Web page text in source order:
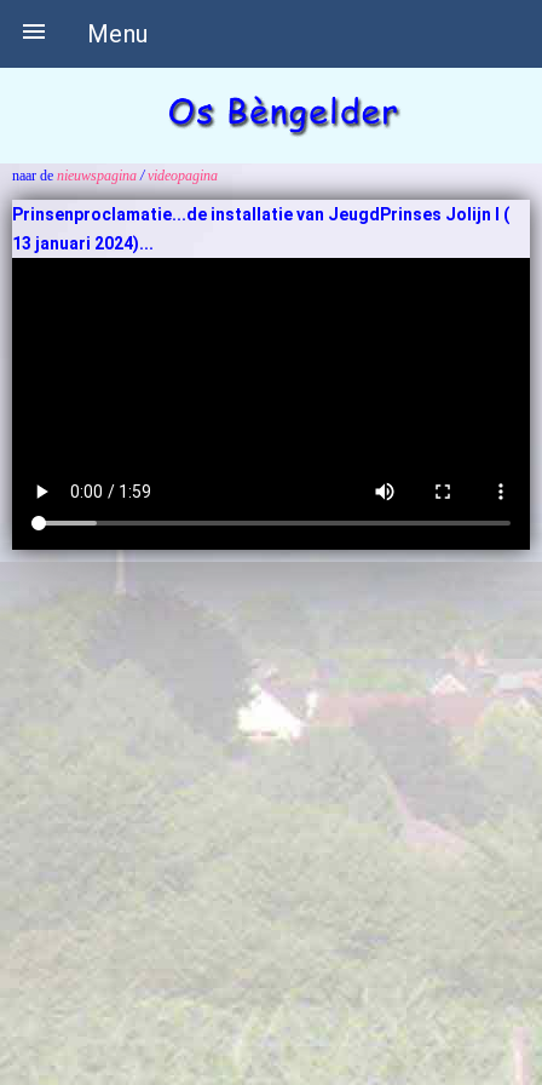
Menu

naar de nieuwspagina/videopagina
Prinsenproclamatie...de installatie van JeugdPrinses Jolijn I (
13 januari 2024)...